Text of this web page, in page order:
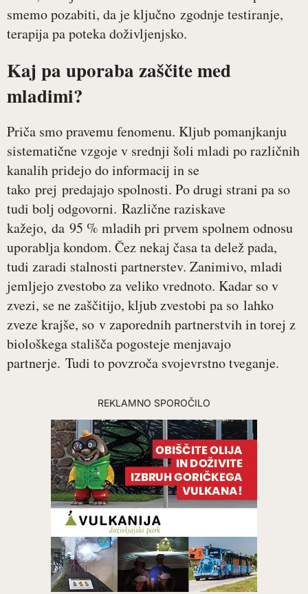
smemo pozabiti, da je ključno zgodnje testiranje,
terapija pa poteka doživljenjsko.
Kaj pa uporaba zaščite med
mladimi?
Priča smo pravemu fenomenu. Kljub pomanjkanju
sistematične vzgoje v srednji šoli mladi po različnih
kanalih pridejo do informacij in se
tako prej predajajo spolnosti. Po drugi strani pa so
tudi bolj odgovorni. Različne raziskave
kažejo, da 95 % mladih pri prvem spolnem odnosu
uporablja kondom. Čez nekaj časa ta delež pada,
tudi zaradi stalnosti partnerstev. Zanimivo, mladi
jemljejo zvestobo za veliko vrednoto. Kadar so v
zvezi, se ne zaščitijo, kljub zvestobi pa so lahko
zveze krajše, so v zaporednih partnerstvih in torej z
biološkega stališča pogosteje menjavajo
partnerje. Tudi to povzroča svojevrstno tveganje.
REKLAMNO SPOROČILO